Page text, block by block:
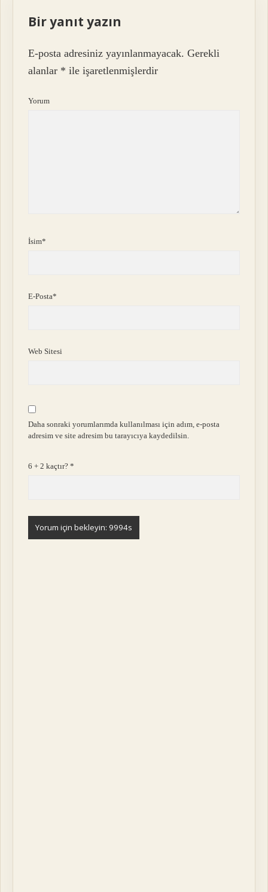
Bir yanıt yazın
E-posta adresiniz yayınlanmayacak. Gerekli
alanlar * ile işaretlenmişlerdir
Yorum
İsim*
E-Posta*
Web Sitesi
Daha sonraki yorumlarımda kullanılması için adım, e-posta
adresim ve site adresim bu tarayıcıya kaydedilsin.
6 + 2 kaçtır?*